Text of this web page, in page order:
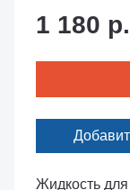
Жидкость для
1 180 р.